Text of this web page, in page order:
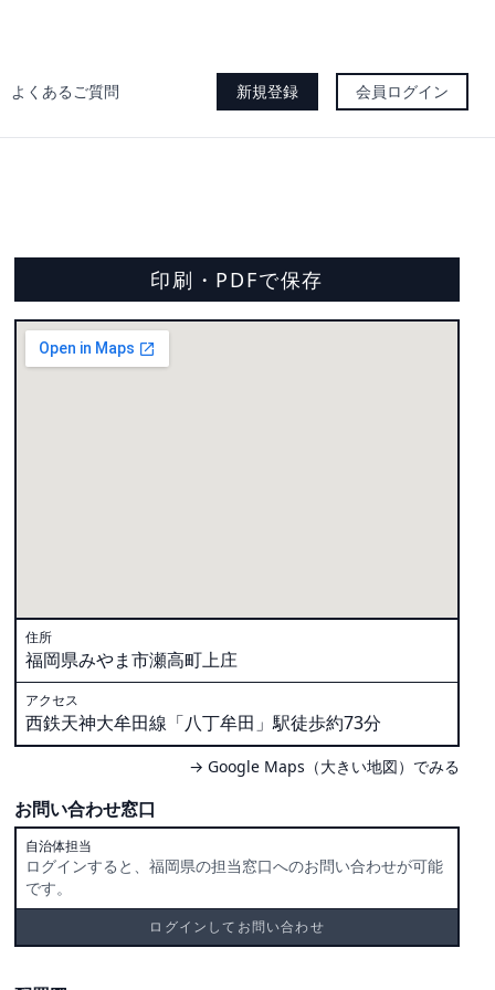
よくあるご質問 新規登録 会員ログイン
印刷・PDFで保存
住所
福岡県みやま市瀬高町上庄
アクセス
西鉄天神大牟田線「八丁牟田」駅徒歩約73分
→ Google Maps（大きい地図）でみる
お問い合わせ窓口
自治体担当
ログインすると、福岡県の担当窓口へのお問い合わせが可能
です。
ログインしてお問い合わせ